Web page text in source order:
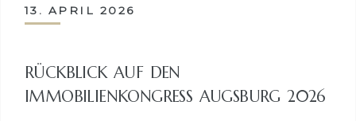
13. APRIL 2026
RÜCKBLICK AUF DEN
IMMOBILIENKONGRESS AUGSBURG 2026